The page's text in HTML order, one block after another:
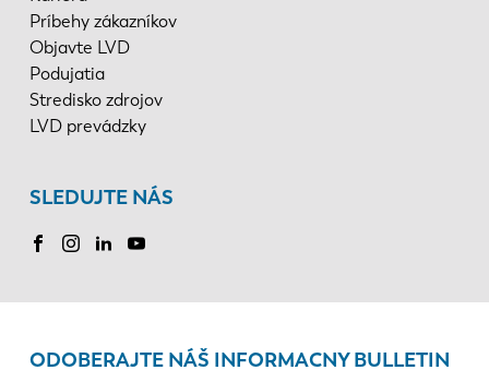
Príbehy zákazníkov
Objavte LVD
Podujatia
Stredisko zdrojov
LVD prevádzky
SLEDUJTE NÁS
ODOBERAJTE NÁŠ INFORMACNY BULLETIN